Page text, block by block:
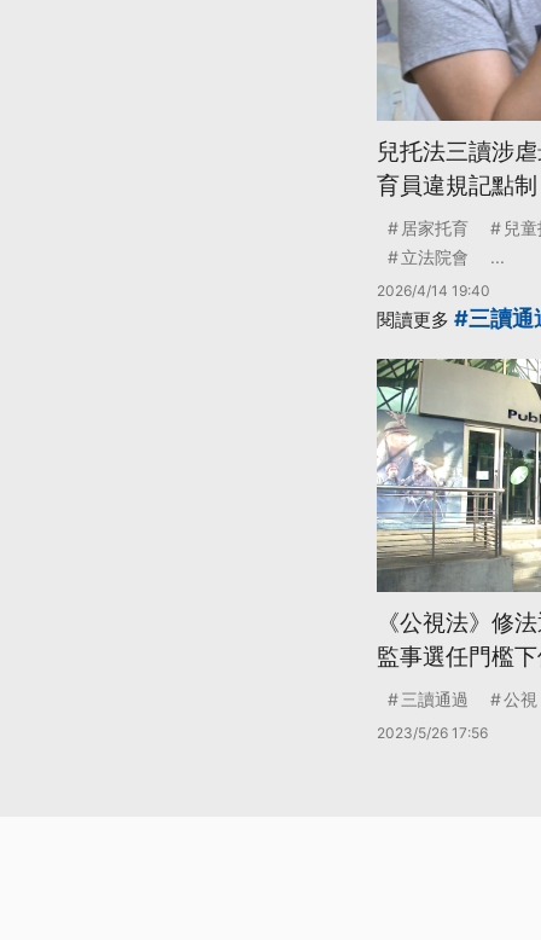
兒托法三讀涉
育員違規記點制
居家托育
兒
立法院會
...
2026/4/14 19:40
閱讀更多 #三讀通
《公視法》修
監事選任門檻
三讀通過 公視
2023/5/26 17:56